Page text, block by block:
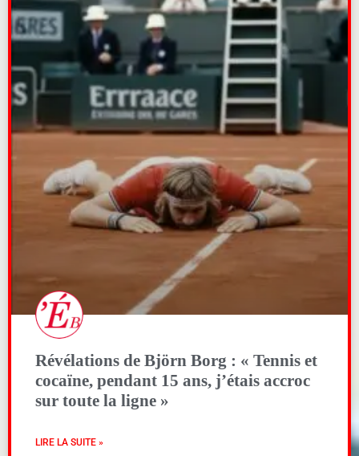
Révélations de Björn Borg : « Tennis et
cocaïne, pendant 15 ans, j’étais accroc
sur toute la ligne »
LIRE LA SUITE »